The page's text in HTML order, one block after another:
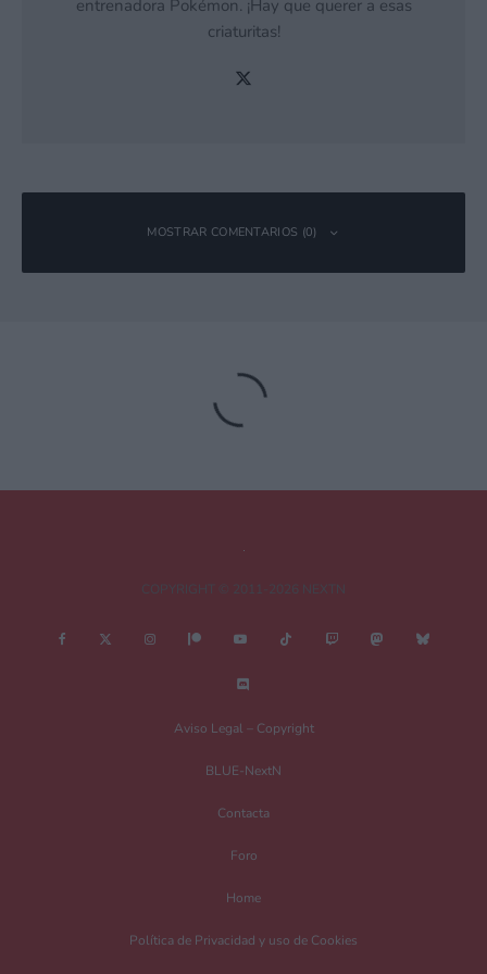
entrenadora Pokémon. ¡Hay que querer a esas
criaturitas!
MOSTRAR COMENTARIOS (0)
Tu dirección de correo electrónico no será publicada.
obligatorios están marcados con*
Guarda mi nombre, correo electrónico y web en este navegador para la
Aviso Legal – Copyright
BLUE-NextN
Contacta
Foro
Home
Política de Privacidad y uso de Cookies